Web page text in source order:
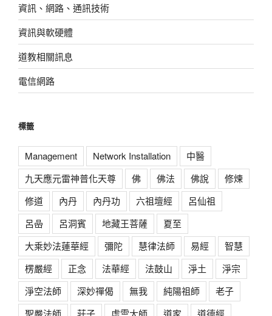
資訊、網路、通訊技術
資訊與軟硬體
道教相關訊息
電信網路
標籤
Management Network Installation
中醫
九天應元雷神普化天尊
佛 佛法 佛說
修煉
修道
內丹 內丹功 六祖壇經
呂仙祖
呂喦
呂洞賓 地藏王菩薩
夏至
大乘妙法蓮華經
彌陀 慧律法師 易經
智慧
楞嚴經
正念 法華經 法鼓山 淨土
淨宗
淨空法師
深妙禪偈 無我 純陽祖師
老子
聖嚴法師
莊子 虛雲大師 道家 道德經